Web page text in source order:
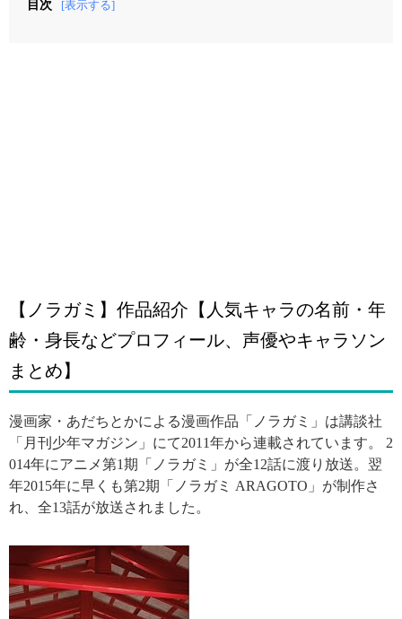
目次 [表示する]
【ノラガミ】作品紹介【人気キャラの名前・年
齢・身長などプロフィール、声優やキャラソン
まとめ】
漫画家・あだちとかによる漫画作品「ノラガミ」は講談社
「月刊少年マガジン」にて2011年から連載されています。 2
014年にアニメ第1期「ノラガミ」が全12話に渡り放送。翌
年2015年に早くも第2期「ノラガミ ARAGOTO」が制作さ
れ、全13話が放送されました。